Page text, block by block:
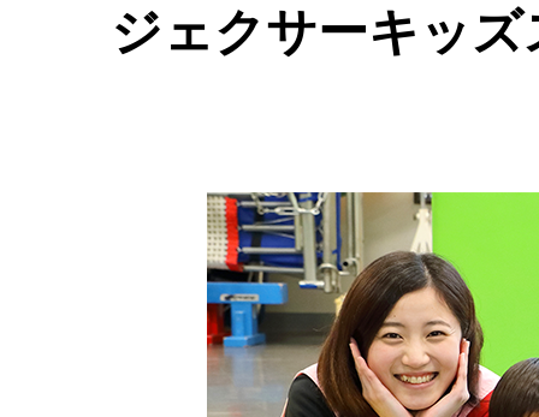
ジェクサーキッ